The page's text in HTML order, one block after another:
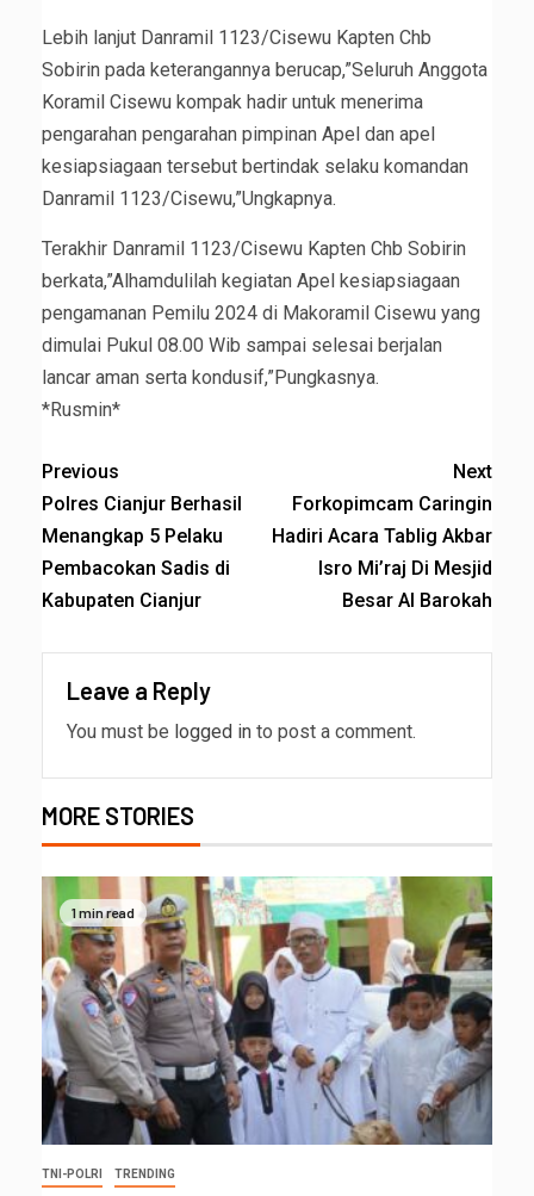
Lebih lanjut Danramil 1123/Cisewu Kapten Chb
Sobirin pada keterangannya berucap,”Seluruh Anggota
Koramil Cisewu kompak hadir untuk menerima
pengarahan pengarahan pimpinan Apel dan apel
kesiapsiagaan tersebut bertindak selaku komandan
Danramil 1123/Cisewu,”Ungkapnya.
Terakhir Danramil 1123/Cisewu Kapten Chb Sobirin
berkata,”Alhamdulilah kegiatan Apel kesiapsiagaan
pengamanan Pemilu 2024 di Makoramil Cisewu yang
dimulai Pukul 08.00 Wib sampai selesai berjalan
lancar aman serta kondusif,”Pungkasnya.
*Rusmin*
Previous
Polres Cianjur Berhasil
Menangkap 5 Pelaku
Pembacokan Sadis di
Kabupaten Cianjur
Next
Forkopimcam Caringin
Hadiri Acara Tablig Akbar
Isro Mi’raj Di Mesjid
Besar Al Barokah
Leave a Reply
You must be logged in to post a comment.
MORE STORIES
1 min read
TNI-POLRI TRENDING